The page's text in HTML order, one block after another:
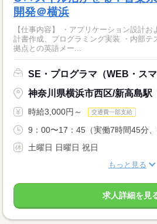
開発＠横浜
【仕事内容】 ・アプリケーション設計
計書作成、プログラミング実装 ・内部テ
拠点との英語メー...
SE・プログラマ（WEB・スマ
神奈川県横浜市西区/新高島駅
時給3,000円～ 交通費一部支給
9：00〜17：45（実働7時間45分
土曜日 日曜日 祝日
もっと見る
求人詳細を見